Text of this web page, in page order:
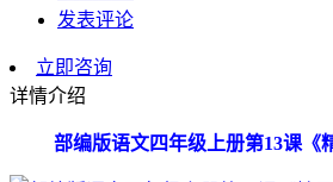
发表评论
立即咨询
详情介绍
部编版语文四年级上册第13课《